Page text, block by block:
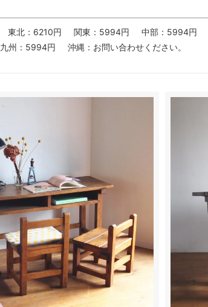
東北：6210円 関東：5994円 中部：5994円
九州：5994円 沖縄：お問い合わせください。